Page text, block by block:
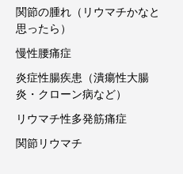
関節の腫れ（リウマチかなと
思ったら）
慢性腰痛症
炎症性腸疾患（潰瘍性大腸
炎・クローン病など）
リウマチ性多発筋痛症
関節リウマチ